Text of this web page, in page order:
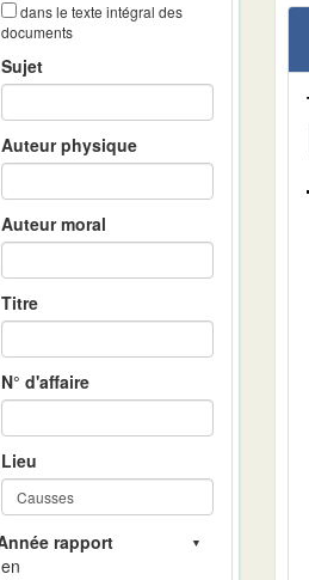
dans le texte intégral des
documents
Sujet
Auteur physique
Auteur moral
Titre
N° d'affaire
Lieu
en